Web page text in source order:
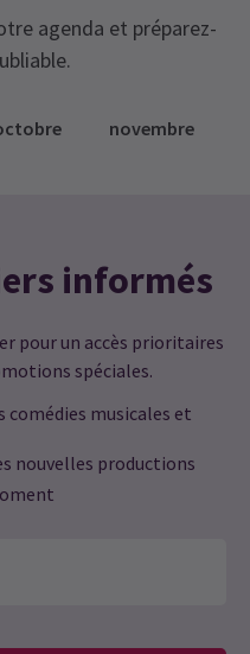
agenda et préparez-
novembre
informés
pour un accès prioritaires
spéciales.
comédies musicales et
nouvelles productions